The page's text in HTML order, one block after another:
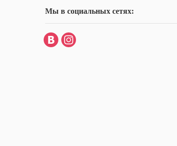
Мы в социальных сетях: